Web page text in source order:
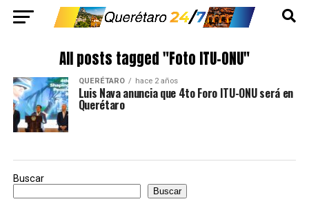
All posts tagged "Foto ITU-ONU"
QUERÉTARO hace 2 años
Luis Nava anuncia que 4to Foro ITU-ONU será en
Querétaro
Buscar
Buscar